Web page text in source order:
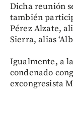
Dicha reunión
también
Pérez Alzate,
Sierra, alias
Igualmente, a
condenado
excongresista